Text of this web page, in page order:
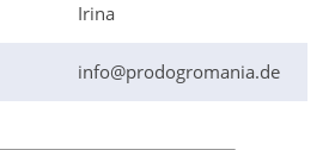
Irina
info@prodogromania.de